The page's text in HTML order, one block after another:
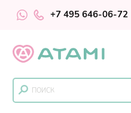
+7 495 646-06-72